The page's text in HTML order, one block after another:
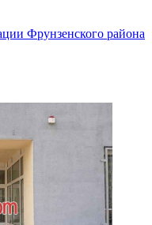
Фрунзенского района